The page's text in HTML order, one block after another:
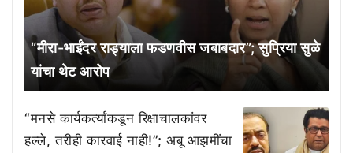
“मीरा-भाईंदर राड्याला फडणवीस जबाबदार”; सुप्रिया सुळे
यांचा थेट आरोप
“मनसे कार्यकर्त्यांकडून रिक्षाचालकांवर
हल्ले, तरीही कारवाई नाही!”; अबू आझमींचा